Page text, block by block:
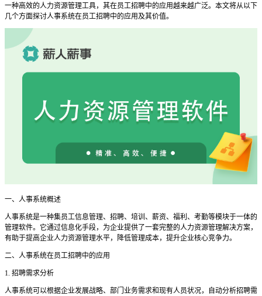
一种高效的人力资源管理工具，其在员工招聘中的应用越来越广泛。本文将从以下
几个方面探讨人事系统在员工招聘中的应用及其价值。
一、人事系统概述
人事系统是一种集员工信息管理、招聘、培训、薪资、福利、考勤等模块于一体的
管理软件。它通过信息化手段，为企业提供了一套完整的人力资源管理解决方案，
有助于提高企业人力资源管理水平，降低管理成本，提升企业核心竞争力。
二、人事系统在员工招聘中的应用
1. 招聘需求分析
人事系统可以根据企业发展战略、部门业务需求和现有人员状况，自动分析招聘需